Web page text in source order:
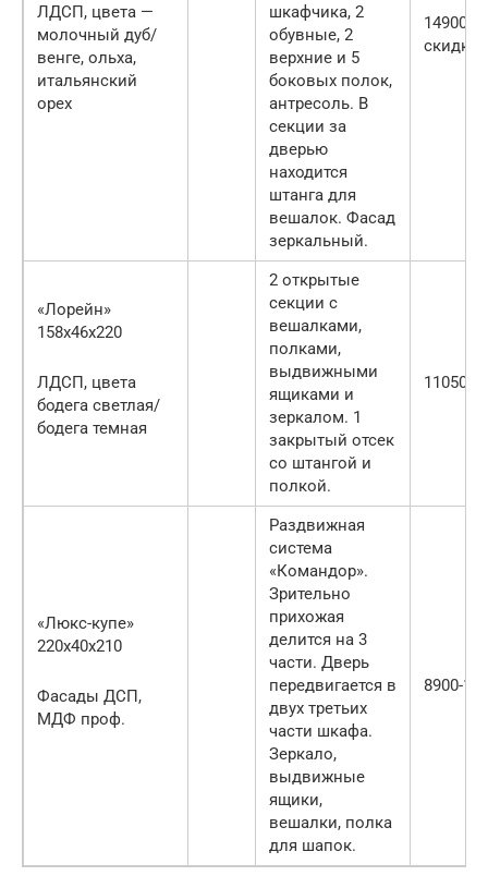
ЛДСП, цвета —
молочный дуб/
венге, ольха,
итальянский
орех
шкафчика, 2
обувные, 2
верхние и 5
боковых полок,
антресоль. В
секции за
дверью
находится
штанга для
вешалок. Фасад
зеркальный.
14900
скидке)
«Лорейн»
158х46х220
ЛДСП, цвета
бодега светлая/
бодега темная
2 открытые
секции с
вешалками,
полками,
выдвижными
ящиками и
зеркалом. 1
закрытый отсек
со штангой и
полкой.
11050
«Люкс-купе»
220х40х210
Фасады ДСП,
МДФ проф.
Раздвижная
система
«Командор».
Зрительно
прихожая
делится на 3
части. Дверь
передвигается в
двух третьих
части шкафа.
Зеркало,
выдвижные
ящики,
вешалки, полка
для шапок.
8900-